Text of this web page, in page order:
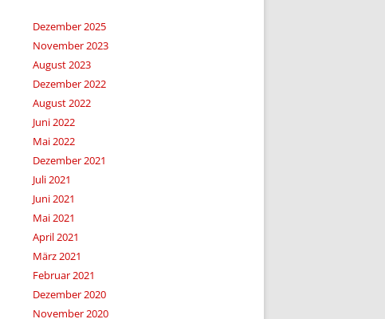
Dezember 2025
November 2023
August 2023
Dezember 2022
August 2022
Juni 2022
Mai 2022
Dezember 2021
Juli 2021
Juni 2021
Mai 2021
April 2021
März 2021
Februar 2021
Dezember 2020
November 2020